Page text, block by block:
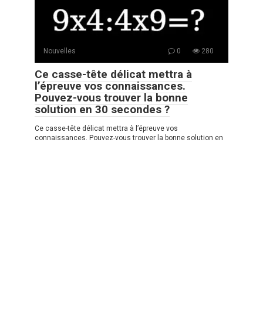
Nouvelles 0 280
Ce casse-tête délicat mettra à
l’épreuve vos connaissances.
Pouvez-vous trouver la bonne
solution en 30 secondes ?
Ce casse-tête délicat mettra à l’épreuve vos
connaissances. Pouvez-vous trouver la bonne solution en